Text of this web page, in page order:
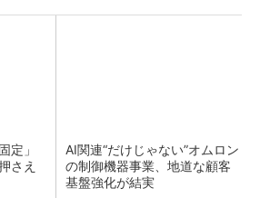
定」
さえ
AI関連“だけじゃない”オムロン
の制御機器事業、地道な顧客
基盤強化が結実